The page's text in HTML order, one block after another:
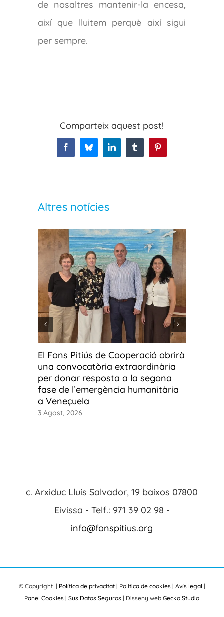
de nosaltres mantenir-la encesa,
així que lluitem perquè així sigui
per sempre.
Comparteix aquest post!
FacebookBlueskyLinkedInTumblrPinterest
Altres notícies
El Fons Pitiús de Cooperació obrirà
una convocatòria extraordinària
per donar resposta a la segona
fase de l’emergència humanitària
a Veneçuela
3 Agost, 2026
c. Arxiduc Lluís Salvador, 19 baixos 07800
Eivissa - Telf.: 971 39 02 98 -
info@fonspitius.org
© Copyright | Política de privacitat| Política de cookies| Avís legal |
Panel Cookies | Sus Datos Seguros | Disseny web Gecko Studio